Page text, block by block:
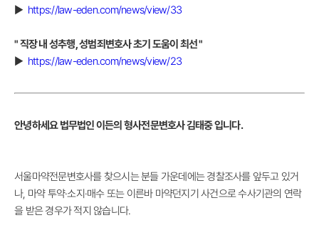
▶ https://law-eden.com/news/view/33
" 직장 내 성추행, 성범죄변호사 초기 도움이 최선 "
▶ https://law-eden.com/news/view/23
안녕하세요 법무법인 이든의 형사전문변호사 김태중 입니다.
서울마약전문변호사를 찾으시는 분들 가운데에는 경찰조사를 앞두고 있거
나, 마약 투약·소지·매수 또는 이른바 마약던지기 사건으로 수사기관의 연락
을 받은 경우가 적지 않습니다.